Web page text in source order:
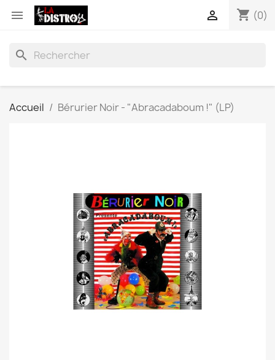
 shopping_cart (0)

search
Accueil Bérurier Noir - "Abracadaboum !" (LP)